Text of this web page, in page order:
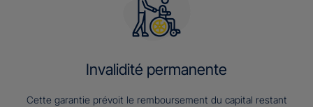
Invalidité permanente
Cette garantie prévoit le remboursement du capital restant